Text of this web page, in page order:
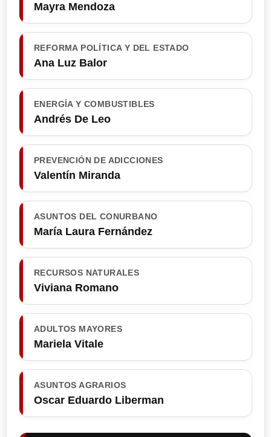
Mayra Mendoza
REFORMA POLÍTICA Y DEL ESTADO
Ana Luz Balor
ENERGÍA Y COMBUSTIBLES
Andrés De Leo
PREVENCIÓN DE ADICCIONES
Valentín Miranda
ASUNTOS DEL CONURBANO
María Laura Fernández
RECURSOS NATURALES
Viviana Romano
ADULTOS MAYORES
Mariela Vitale
ASUNTOS AGRARIOS
Oscar Eduardo Liberman